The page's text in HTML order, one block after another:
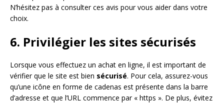
N’hésitez pas à consulter ces avis pour vous aider dans votre
choix.
6. Privilégier les sites sécurisés
Lorsque vous effectuez un achat en ligne, il est important de
vérifier que le site est bien sécurisé. Pour cela, assurez-vous
qu’une icône en forme de cadenas est présente dans la barre
d’adresse et que l’URL commence par « https ». De plus, évitez